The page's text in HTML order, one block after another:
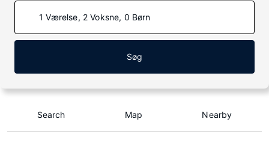
1 Værelse, 2 Voksne, 0 Børn
Søg
Search Map Nearby